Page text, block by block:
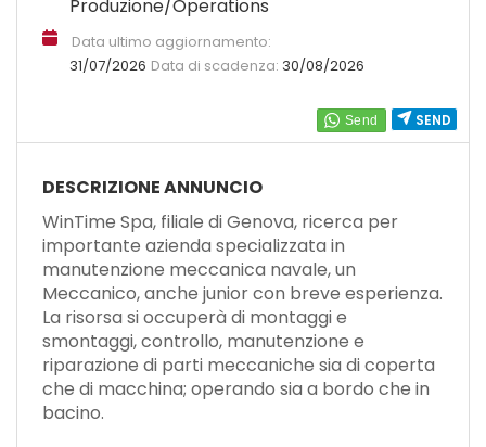
EN
FR
IT
DE
SEND
Produzione/Operations
Data ultimo aggiornamento:
31/07/2026 Data di scadenza: 30/08/2026
DESCRIZIONE ANNUNCIO
WinTime Spa, filiale di Genova, ricerca per
importante azienda specializzata in
manutenzione meccanica navale, un
Meccanico, anche junior con breve esperienza.
La risorsa si occuperà di montaggi e
smontaggi, controllo, manutenzione e
riparazione di parti meccaniche sia di coperta
che di macchina; operando sia a bordo che in
bacino.